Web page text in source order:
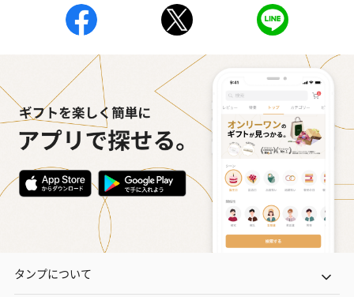
写真付きメッセージカ
ード（680円）
写真付きメッセージカ
ード（Thank you）ピ
【誕生日】
Birthday ホワ
のしカード
商品の形質上、のしを直接添付できない商品にのし風のカードを
同梱します。
※カードのデザインは一部変更する場合があります。
タンプについて